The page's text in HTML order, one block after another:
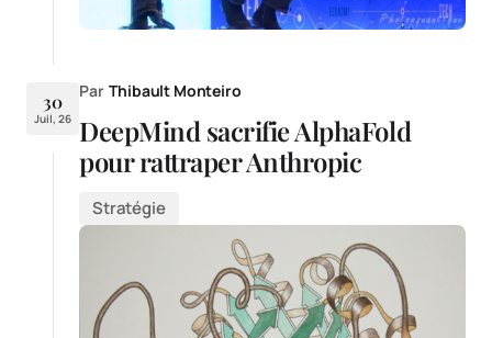
30
Juil, 26
Par Thibault Monteiro
DeepMind sacrifie AlphaFold
pour rattraper Anthropic
Stratégie